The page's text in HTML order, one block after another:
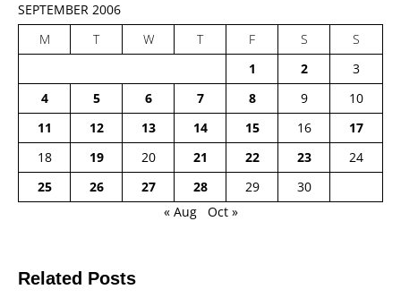
SEPTEMBER 2006
M
T W T F S
S
1
2
3
4
5 6 7 8 9
10
11
12 13 14 15 16
17
18
19 20 21 22 23
24
25
26 27 28 29
30
« Aug
Oct »
Related Posts